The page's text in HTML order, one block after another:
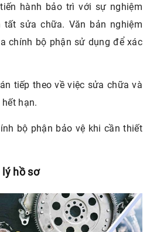
hành bảo trì với sự nghiệm
sửa chữa. Văn bản nghiệm
chính bộ phận sử dụng để xác
tiếp theo về việc sửa chữa và
hạn.
bộ phận bảo vệ khi cần thiết
hồ sơ